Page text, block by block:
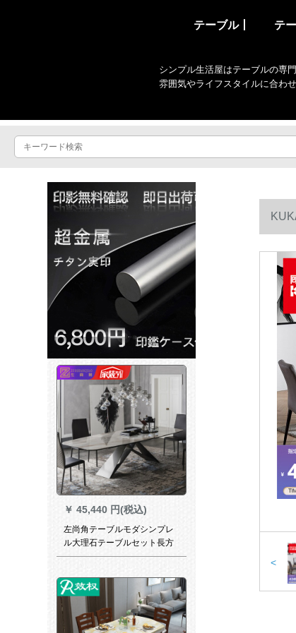
テーブル丨 テ
シンプル生活屋はテーブルの専
雰囲気やライフスタイルに合わ
￥ 45,440 円(税込)
左尚角テーブルモダシンプレ
ル大理石テーブルセット長方
形五金北欧デザイナーライト
ブル6椅子(X 460)
<